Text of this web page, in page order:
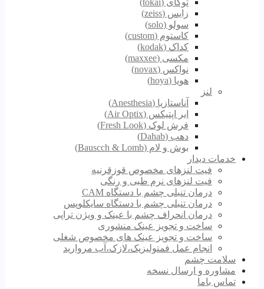
توکای (tokai)
زایس (zeiss)
سولو (solo)
کاستوم (custom)
کداک (kodak)
مکسی (maxxee)
نواکس (novax)
هویا (hoya)
لنز
آناستازیا (Anesthesia)
ایر اپتیکس (Air Optix)
فرش لوک (Fresh Look)
دهب (Dahab)
بوش و لام (Bauscch & Lomb)
خدمات دیدار
فیت لنزهای مخصوص قوزقرنیه
فیت لنزهای نرم طبی و رنگی
درمان تنبلی چشم با دستگاه CAM
درمان تنبلی چشم با دستگاه سایکلوپس
درمان انحراف چشم با عینک و ویژن تراپی
ساخت و تجویز عینک منشوری
ساخت و تجویز عینک های مخصوص شغلی
انجام عمل فمتولیزیک،لازک،آب مروارید
سلامت چشم
مشاوره و ارسال نسخه
تماس باما